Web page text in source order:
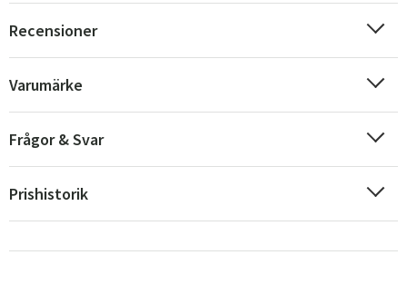
Recensioner
Varumärke
Frågor & Svar
Prishistorik